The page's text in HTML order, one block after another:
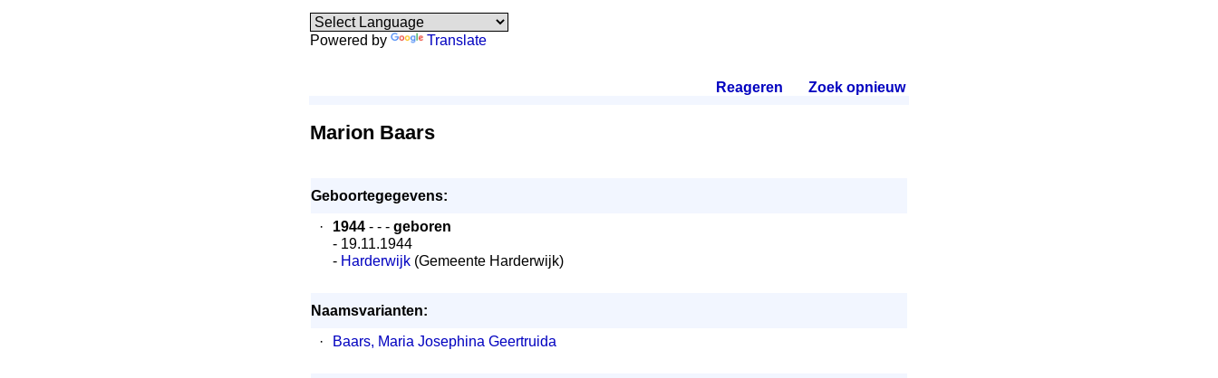
Powered by Translate
Reageren Zoek opnieuw.
Marion Baars
Geboortegegevens:
·
1944 - - - geboren
- 19.11.1944
- Harderwijk (Gemeente Harderwijk)
Naamsvarianten:
·
Baars, Maria Josephina Geertruida